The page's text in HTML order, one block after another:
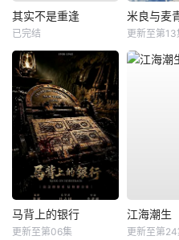
其实不是重逢
已完结
米良与麦
更新至第13
马背上的银行
更新至第06集
江海潮生
更新至第24